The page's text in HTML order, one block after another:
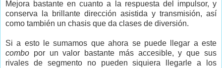
Mejora bastante en cuanto a la respuesta del impulsor, y
conserva la brillante dirección asistida y transmisión, así
como también un chasis que da clases de diversión.
Si a esto le sumamos que ahora se puede llegar a este
combo por un valor bastante más accesible, y que sus
rivales de segmento no pueden siquiera llegarle a los